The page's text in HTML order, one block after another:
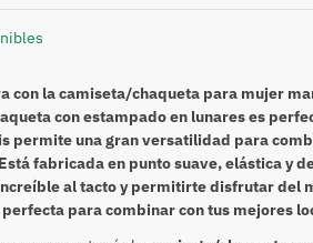
con la camiseta/chaqueta para mujer
con estampado en lunares es
permite una gran versatilidad para
fabricada en punto suave, elástica y
al tacto y permitirte disfrutar del
perfecta para combinar con tus mejores